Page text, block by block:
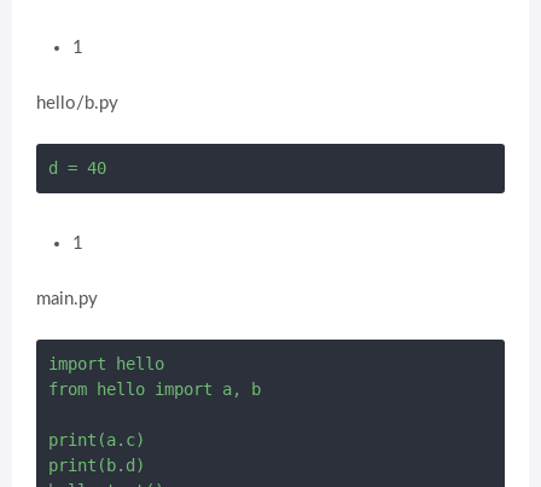
1
hello/b.py
1
main.py
import hello
from hello import a, b
print(a.c)
print(b.d)